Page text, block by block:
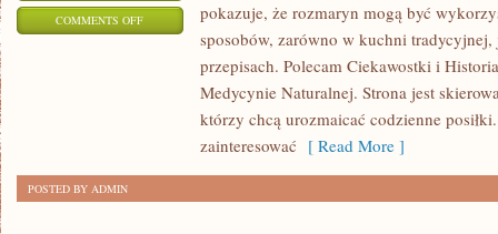
COMMENTS OFFON
PRZYPRAW
pokazuje, że rozmaryn mogą być
sposobów, zarówno w kuchni
przepisach. Polecam Ciekawostki i
Medycynie Naturalnej. Strona jest
którzy chcą urozmaicać codzienne
zainteresować [ Read More ]
POSTED BY ADMIN